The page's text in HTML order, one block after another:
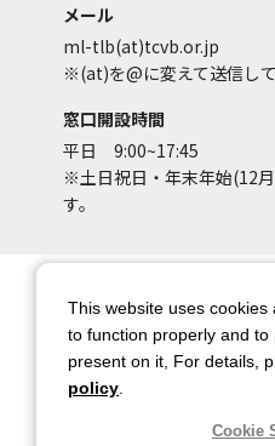
メール
ml-tlb(at)tcvb.or.jp
※(at)を@に変えて送信して
窓口開設時間
平日 9:00~17:45
※土日祝日・年末年始(12
す。
サイトマップ
アカウントポリシー
著作権について
都庁総合ページへのリンク
This website uses
to function properly and
present on it, For details,
policy
Cookie